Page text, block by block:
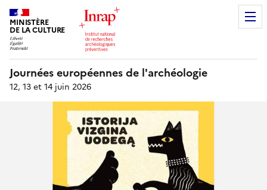
MINISTÈRE
DE LA CULTURE
Journées européennes de l'archéologie
12, 13 et 14 juin 2026